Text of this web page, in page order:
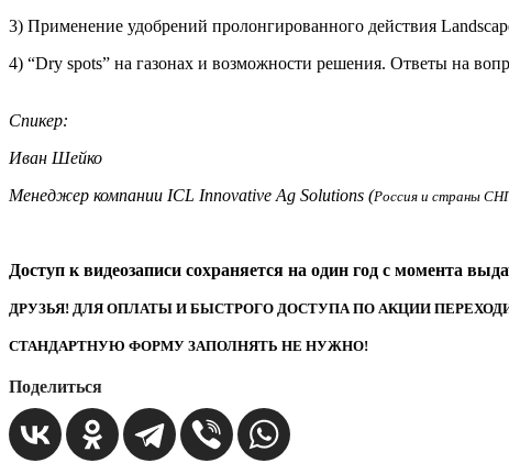
3) Применение удобрений пролонгированного действия
4) “Dry spots” на газонах и возможности решения. Ответы на
Спикер:
Иван Шейко
Менеджер компании ICL Innovative Ag Solutions (Россия и страны
Доступ к видеозаписи сохраняется на один год с момента
ДРУЗЬЯ! ДЛЯ ОПЛАТЫ И БЫСТРОГО ДОСTУПА ПО АКЦИИ
СТАНДАРТНУЮ ФОРМУ ЗАПОЛНЯТЬ НЕ НУЖНО!
Поделиться